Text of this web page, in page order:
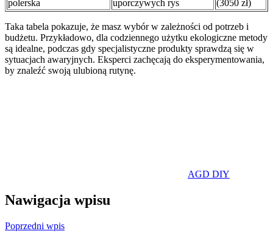
polerska
uporczywych rys
(3050 zł)
Taka tabela pokazuje, że masz wybór w zależności od potrzeb i
budżetu. Przykładowo, dla codziennego użytku ekologiczne metody
są idealne, podczas gdy specjalistyczne produkty sprawdzą się w
sytuacjach awaryjnych. Eksperci zachęcają do eksperymentowania,
by znaleźć swoją ulubioną rutynę.
AGD DIY
Nawigacja wpisu
Poprzedni wpis